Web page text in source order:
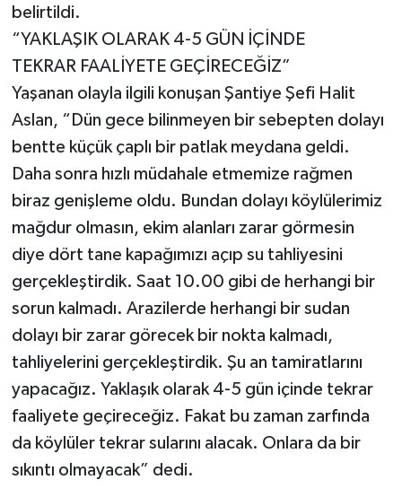
belirtildi.
“YAKLAŞIK OLARAK 4-5 GÜN İÇİNDE
TEKRAR FAALİYETE GEÇİRECEĞİZ”
Yaşanan olayla ilgili konuşan Şantiye Şefi Halit
Aslan, “Dün gece bilinmeyen bir sebepten dolayı
bentte küçük çaplı bir patlak meydana geldi.
Daha sonra hızlı müdahale etmemize rağmen
biraz genişleme oldu. Bundan dolayı köylülerimiz
mağdur olmasın, ekim alanları zarar görmesin
diye dört tane kapağımızı açıp su tahliyesini
gerçekleştirdik. Saat 10.00 gibi de herhangi bir
sorun kalmadı. Arazilerde herhangi bir sudan
dolayı bir zarar görecek bir nokta kalmadı,
tahliyelerini gerçekleştirdik. Şu an tamiratlarını
yapacağız. Yaklaşık olarak 4-5 gün içinde tekrar
faaliyete geçireceğiz. Fakat bu zaman zarfında
da köylüler tekrar sularını alacak. Onlara da bir
sıkıntı olmayacak” dedi.